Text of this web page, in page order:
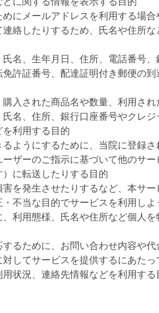
にメールアドレスを利用する場合
絡したりするため、氏名や住所な
名、生年月日、住所、電話番号、
許証番号、配達証明付き郵便の到
入された商品名や数量、利用され
名、住所、銀行口座番号やクレジ
を利用する目的
ようにするために、当院に登録さ
ザーのご指示に基づいて他のサー
）に転送したりする目的
を発生させたりするなど、本サー
不当な目的でサービスを利用しよ
利用態様、氏名や住所など個人を
るために、お問い合わせ内容や代
してサービスを提供するにあたっ
状況、連絡先情報などを利用する